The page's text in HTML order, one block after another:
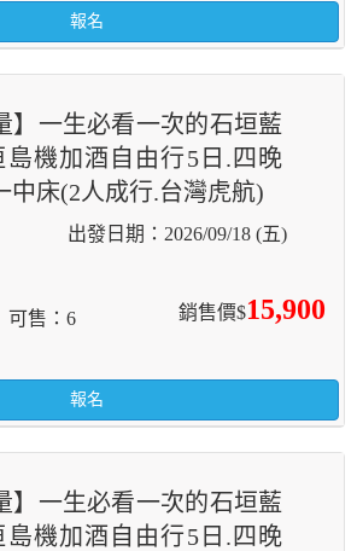
報名
】一生必看一次的石垣藍
島機加酒自由行5日.四晚
中床(2人成行.台灣虎航)
2026/09/18 (五)
銷售價$15,900
可售 6
報名
】一生必看一次的石垣藍
島機加酒自由行5日.四晚